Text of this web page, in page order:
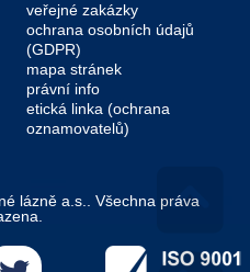
veřejné zakázky
ochrana osobních údajů
(GDPR)
mapa stránek
právní info
etická linka (ochrana
oznamovatelů)
lázně a.s.. Všechna práva
Go